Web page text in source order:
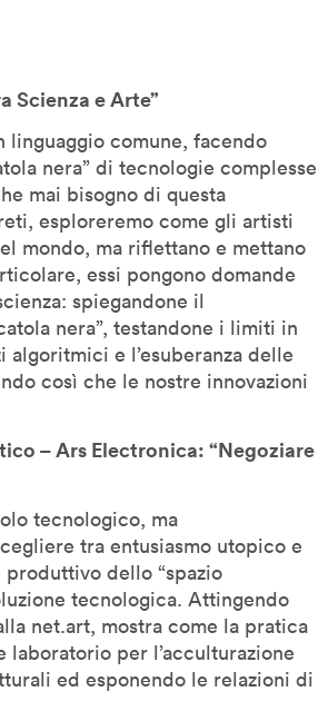
Scienza e Arte”
linguaggio comune, facendo
nera” di tecnologie complesse
mai bisogno di questa
esploreremo come gli artisti
mondo, ma riflettano e mettano
essi pongono domande
spiegandone il
nera”, testandone i limiti in
e l’esuberanza delle
così che le nostre innovazioni
– Ars Electronica: “Negoziare
tecnologico, ma
tra entusiasmo utopico e
dello “spazio
tecnologica. Attingendo
net.art, mostra come la pratica
per l’acculturazione
ed esponendo le relazioni di